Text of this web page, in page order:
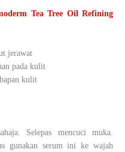
Tea Tree Oil Refining
jerawat
pada kulit
kulit
Selepas mencuci muka.
gunakan serum ini ke wajah